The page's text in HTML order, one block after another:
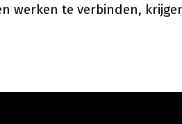
werken te verbinden,